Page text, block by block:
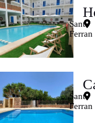
Sant
Ferran
Sant
Ferran